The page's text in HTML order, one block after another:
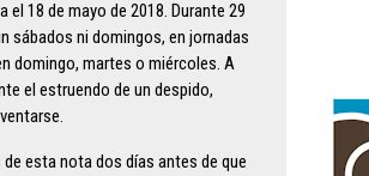
18 de mayo de 2018. Durante 29
sábados ni domingos, en jornadas
domingo, martes o miércoles. A
el estruendo de un despido,
esta nota dos días antes de que